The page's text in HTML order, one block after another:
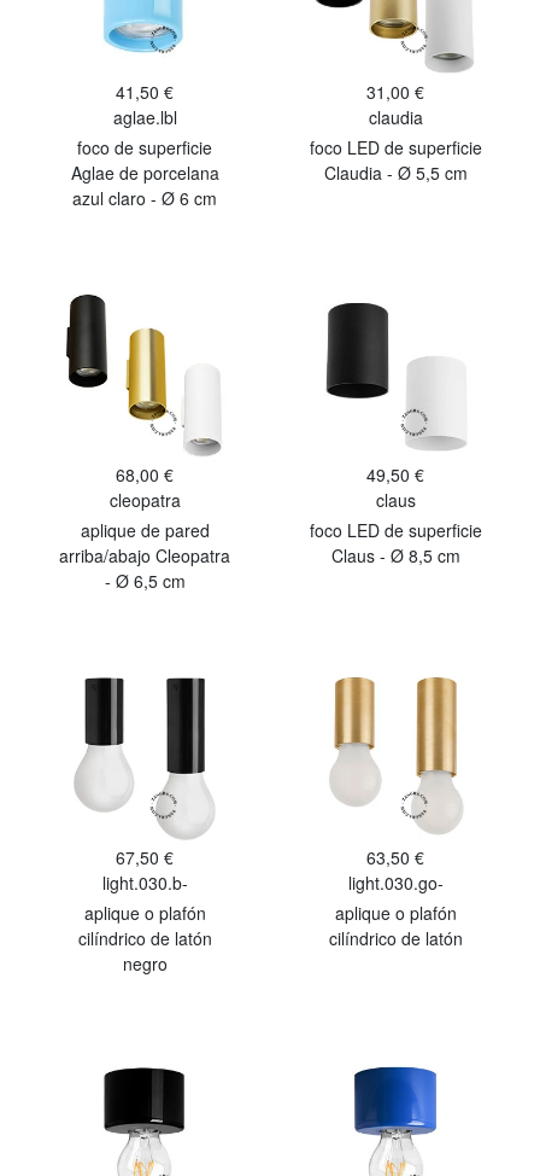
41,50 €
aglae.lbl
foco de superficie
Aglae de porcelana
azul claro - Ø 6 cm
31,00 €
claudia
foco LED de superficie
Claudia - Ø 5,5 cm
68,00 €
cleopatra
aplique de pared
arriba/abajo Cleopatra
- Ø 6,5 cm
49,50 €
claus
foco LED de superficie
Claus - Ø 8,5 cm
67,50 €
light.030.b-
aplique o plafón
cilíndrico de latón
negro
63,50 €
light.030.go-
aplique o plafón
cilíndrico de latón